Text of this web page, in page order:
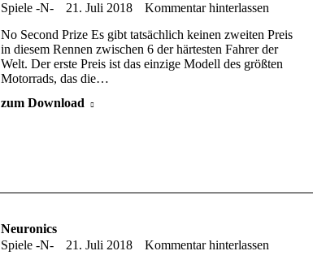
Spiele -N-
21. Juli 2018
Kommentar hinterlassen
No Second Prize Es gibt tatsächlich keinen zweiten Preis
in diesem Rennen zwischen 6 der härtesten Fahrer der
Welt. Der erste Preis ist das einzige Modell des größten
Motorrads, das die…
zum Download
Neuronics
Spiele -N-
21. Juli 2018
Kommentar hinterlassen